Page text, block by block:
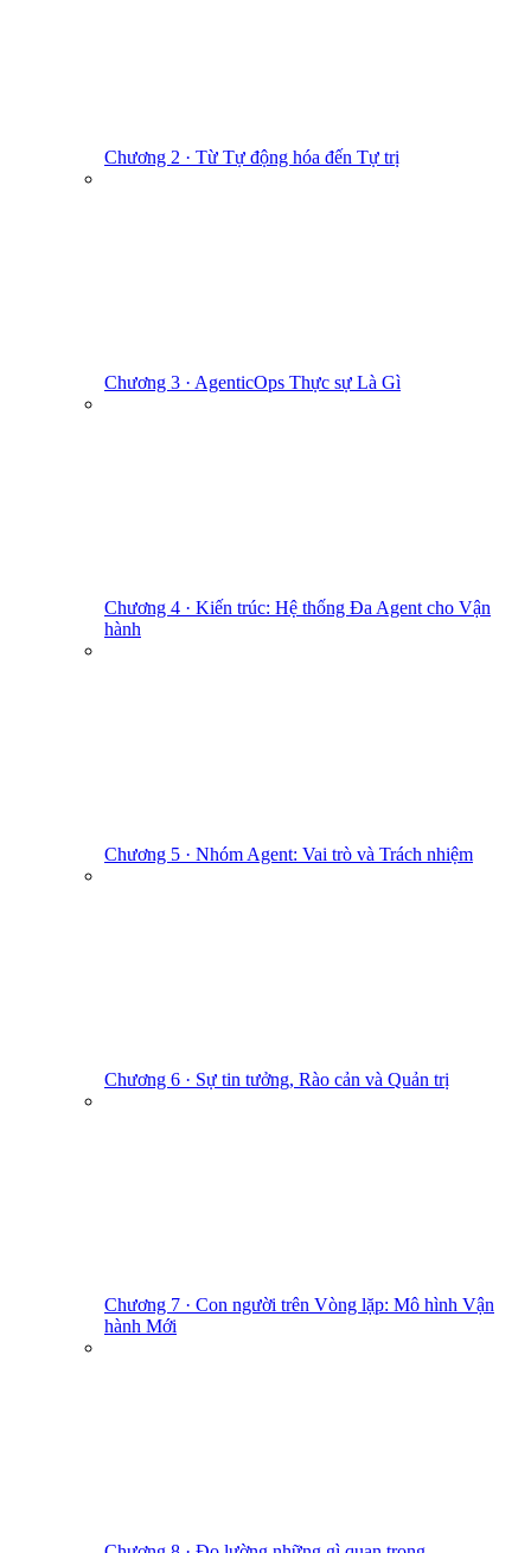
Chương 2 · Từ Tự động hóa đến Tự trị
Chương 3 · AgenticOps Thực sự Là Gì
Chương 4 · Kiến trúc: Hệ thống Đa Agent cho Vận
hành
Chương 5 · Nhóm Agent: Vai trò và Trách nhiệm
Chương 6 · Sự tin tưởng, Rào cản và Quản trị
Chương 7 · Con người trên Vòng lặp: Mô hình Vận
hành Mới